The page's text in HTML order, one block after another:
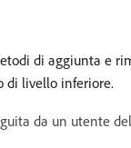
di aggiunta e
di livello inferiore.
da un utente